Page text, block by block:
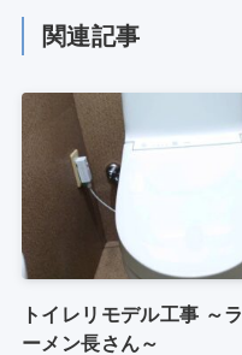
関連記事
トイレリモデル工事 ～ラ
ーメン長さん～